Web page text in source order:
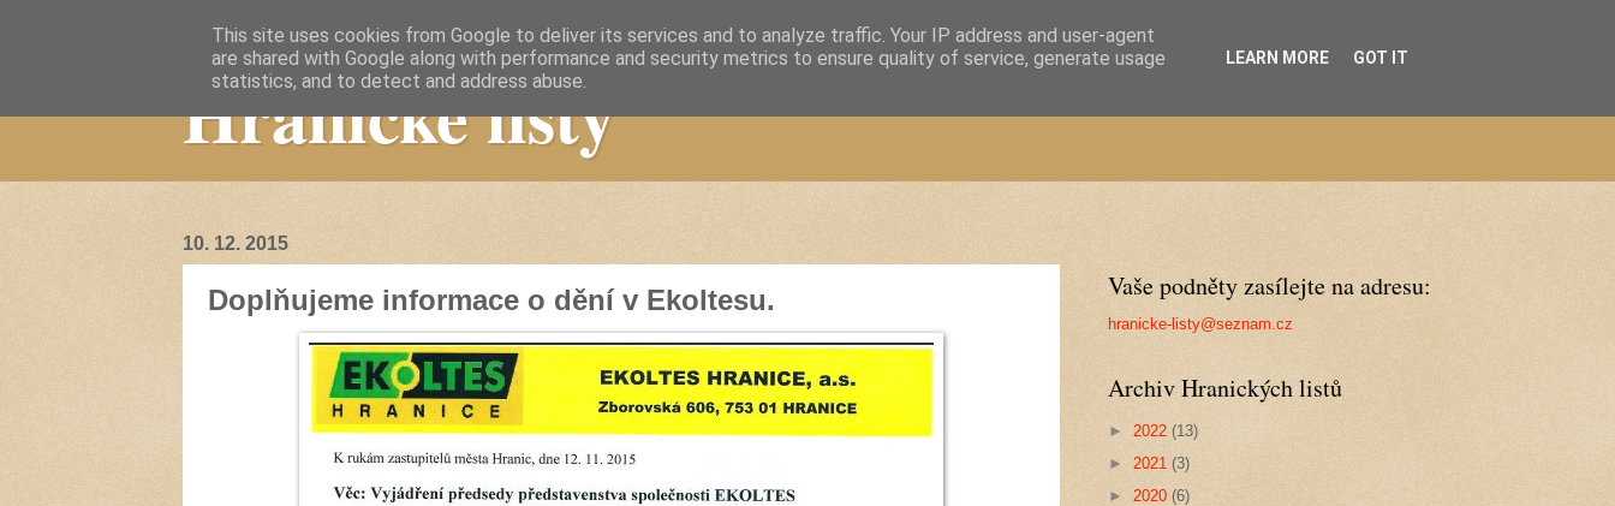
Hranické listy
10. 12. 2015
Doplňujeme informace o dění v Ekoltesu. Vaše podněty zasílejte na adresu:
hranicke-listy@seznam.cz
Archiv Hranických listů
► 2022 (13)
► 2021 (3)
► 2020 (6)
This site uses cookies from Google to deliver its services and to analyze traffic. Your IP address and user-agent
are shared with Google along with performance and security metrics to ensure quality of service, generate usage
statistics, and to detect and address abuse.
LEARN MORE GOT IT